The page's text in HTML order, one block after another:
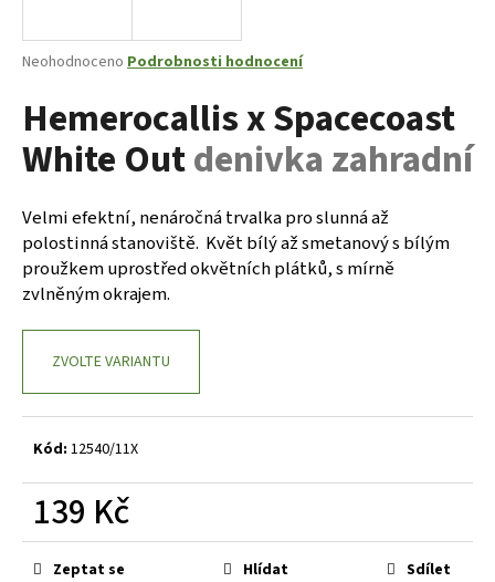
Průměrné
produktu
je
0,0
z
hvězdiček.
Neohodnoceno Podrobnosti hodnocení
Hemerocallis x Spacecoast
White Outdenivka zahradní
Velmi efektní, nenáročná trvalka pro slunná až
polostinná stanoviště. Květ bílý až smetanový s bílým
proužkem uprostřed okvětních plátků, s mírně
zvlněným okrajem.
ZVOLTE VARIANTU
Kód: 12540/11X
139 Kč
Měrná
cena:Zeptat se Hlídat Sdílet
j
t
?
HLEDAT
p
o
u
j